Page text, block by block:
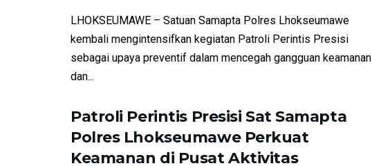
LHOKSEUMAWE – Satuan Samapta Polres Lhokseumawe
kembali mengintensifkan kegiatan Patroli Perintis Presisi
sebagai upaya preventif dalam mencegah gangguan keamanan
dan...
Patroli Perintis Presisi Sat Samapta
Polres Lhokseumawe Perkuat
Keamanan di Pusat Aktivitas